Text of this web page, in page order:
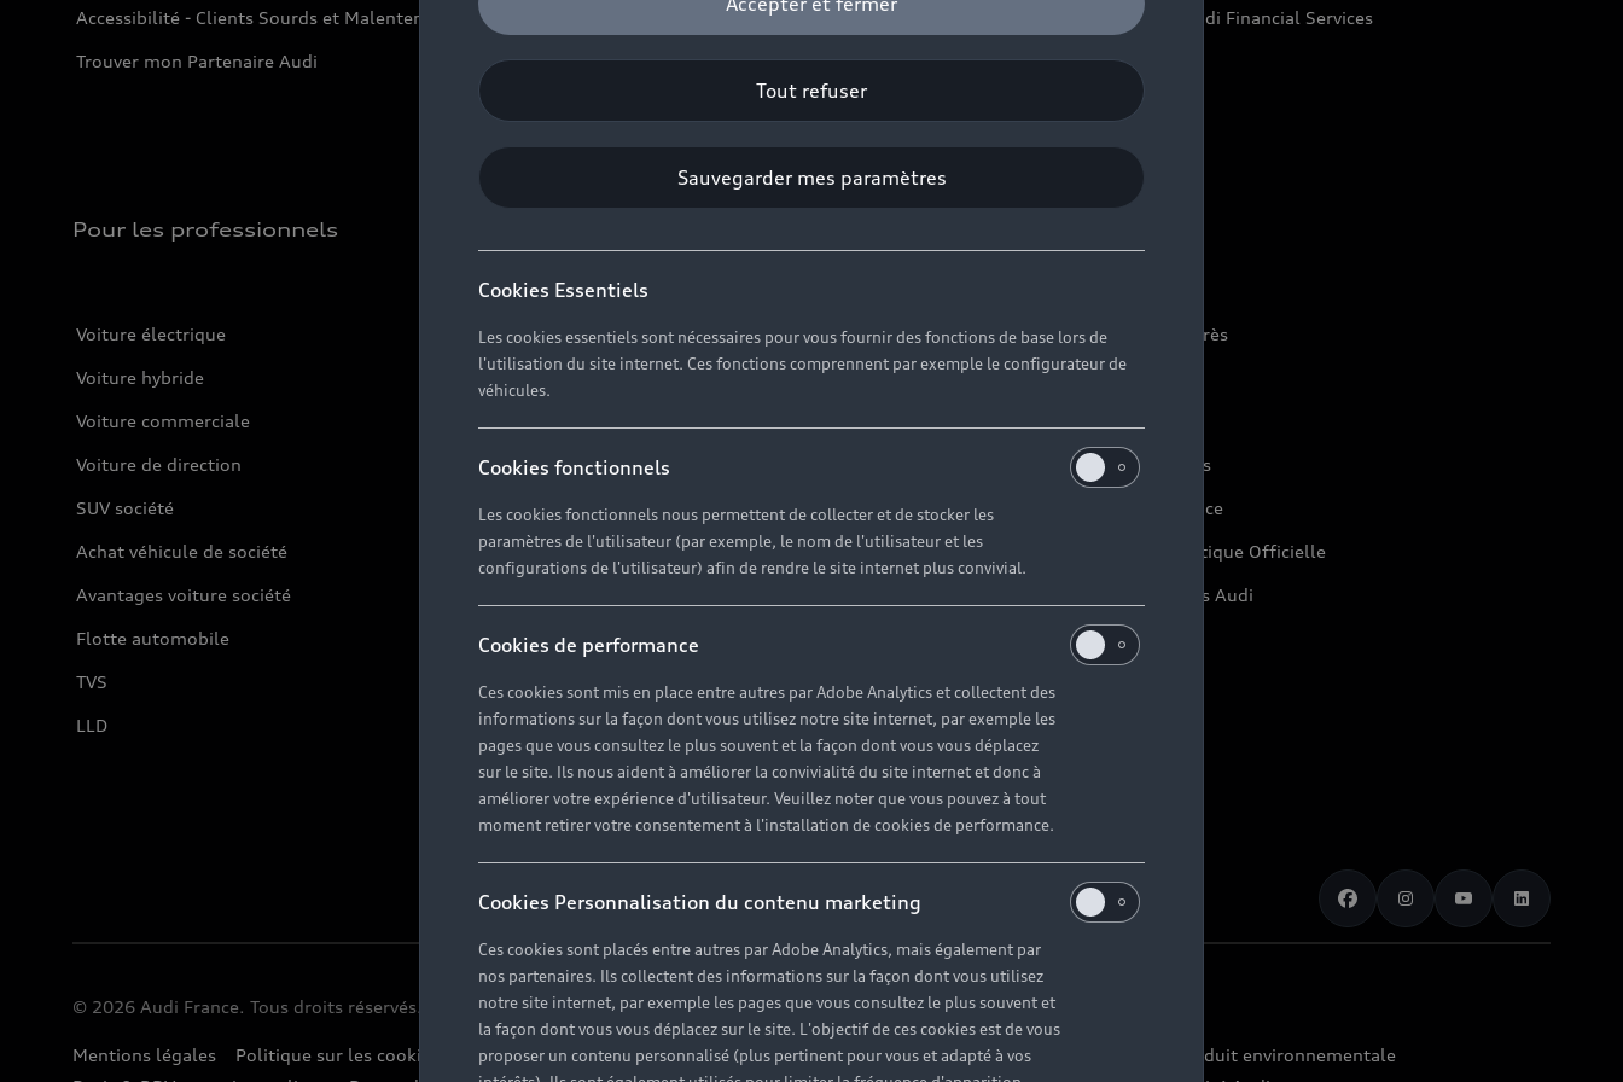
Tout refuser
Sauvegarder mes paramètres
Cookies Essentiels
Les cookies essentiels sont nécessaires pour vous fournir des fonctions de base lors de
l'utilisation du site internet. Ces fonctions comprennent par exemple le configurateur de
véhicules.
Cookies fonctionnels
Les cookies fonctionnels nous permettent de collecter et de stocker les
paramètres de l'utilisateur (par exemple, le nom de l'utilisateur et les
configurations de l'utilisateur) afin de rendre le site internet plus convivial.
Cookies de performance
Ces cookies sont mis en place entre autres par Adobe Analytics et collectent des
informations sur la façon dont vous utilisez notre site internet, par exemple les
pages que vous consultez le plus souvent et la façon dont vous vous déplacez
sur le site. Ils nous aident à améliorer la convivialité du site internet et donc à
améliorer votre expérience d'utilisateur. Veuillez noter que vous pouvez à tout
moment retirer votre consentement à l'installation de cookies de performance.
Cookies Personnalisation du contenu marketing
Ces cookies sont placés entre autres par Adobe Analytics, mais également par
nos partenaires. Ils collectent des informations sur la façon dont vous utilisez
notre site internet, par exemple les pages que vous consultez le plus souvent et
la façon dont vous vous déplacez sur le site. L'objectif de ces cookies est de vous
proposer un contenu personnalisé (plus pertinent pour vous et adapté à vos
Accessibilité - Clients Sourds et Malentendants
Trouver mon Partenaire Audi SUV hybride
SUV compact
Espace Client Audi Financial Services
Heycar
Pour les professionnels
Voiture électrique
Voiture hybride
Voiture commerciale
Voiture de direction
SUV société
Achat véhicule de société
Avantages voiture société
Flotte automobile
TVS
LLD
Entretenir et réparer mon Audi
Espace personnel myAudi
Audi connect
Informations client
Action de Service EA 189
Audi Assistance
Campagne de rappel Airbag Takata
Mise à jour logiciel
Histoire du progrès
Nos technologies
myAudi experience
Audi Shop : Boutique Officielle
Espace actualités Audi
Carrières
© 2026 Audi France. Tous droits réservés.
Mentions légales Politique sur les cookies Gérer vos cookies Politique de confidentialité Système de lanceur d'alerte
Fiche produit environnementale